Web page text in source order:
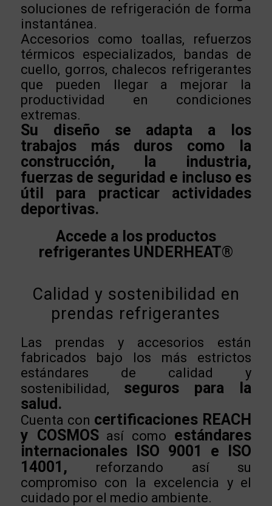
soluciones de refrigeración de forma
instantánea.
Accesorios como toallas, refuerzos
térmicos especializados, bandas de
cuello, gorros, chalecos refrigerantes
que pueden llegar a mejorar la
productividad en condiciones
extremas.
Su diseño se adapta a los
trabajos más duros como la
construcción, la industria,
fuerzas de seguridad e incluso es
útil para practicar actividades
deportivas.
Accede a los productos
refrigerantes UNDERHEAT®
Calidad y sostenibilidad en
prendas refrigerantes
Las prendas y accesorios están
fabricados bajo los más estrictos
estándares de calidad y
sostenibilidad, seguros para la
salud.
Cuenta con certificaciones REACH
y COSMOSasí como estándares
internacionales ISO 9001 e ISO
14001, reforzando así su
compromiso con la excelencia y el
cuidado por el medio ambiente.